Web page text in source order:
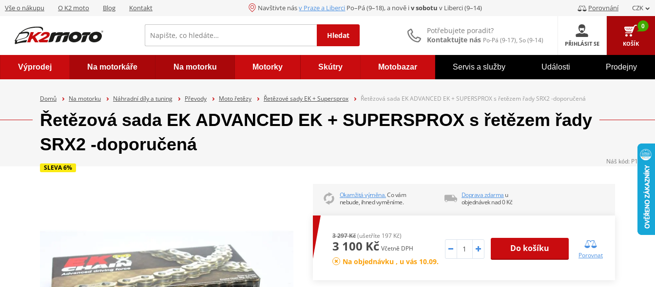
Vše o nákupu O K2 moto Blog Kontakt Navštivte násv Praze a Liberci Po–Pá (9–18), a nově iv sobotu v Liberci (9–14) Porovnání CZK
Hledat
Potřebujete poradit?
Kontaktujte nás Po-Pá (9-17), So (9-14) PŘIHLÁSIT SE
0
KOŠÍK
Výprodej Na motorkáře Na motorku Motorky Skútry Motobazar Servis a služby Události Prodejny
Domů Na motorku Náhradní díly a tuning Převody Moto řetězy Řetězové sady EK + Supersprox Řetězová sada EK ADVANCED EK + SUPERSPROX s řetězem řady SRX2 -doporučená
Řetězová sada EK ADVANCED EK + SUPERSPROX s řetězem řady
SRX2 -doporučená
SLEVA 6%
Okamžitá výměna.Co vám
nebude, ihned vyměníme.
Doprava zdarma u
objednávek nad 0 Kč
3 297 Kč(ušetříte 197 Kč)
3 100 Kč Včetně DPH
Na objednávku , u vás 10.09.
Do košíku
Porovnat
Náš kód: P104386